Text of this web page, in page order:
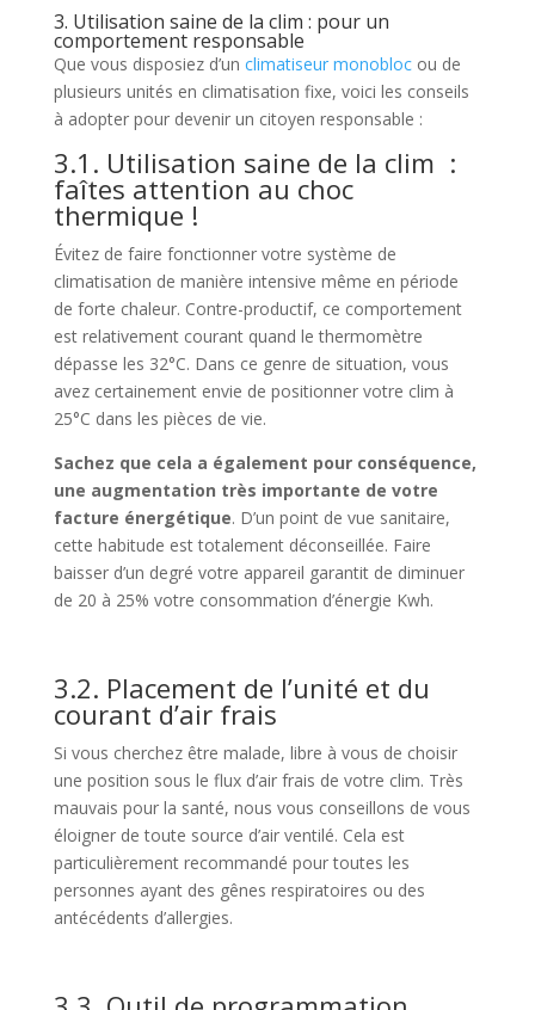
3. Utilisation saine de la clim : pour un
comportement responsable
Que vous disposiez d’un climatiseur monoblocou de
plusieurs unités en climatisation fixe, voici les conseils
à adopter pour devenir un citoyen responsable :
3.1. Utilisation saine de la clim :
faîtes attention au choc
thermique !
Évitez de faire fonctionner votre système de
climatisation de manière intensive même en période
de forte chaleur. Contre-productif, ce comportement
est relativement courant quand le thermomètre
dépasse les 32°C. Dans ce genre de situation, vous
avez certainement envie de positionner votre clim à
25°C dans les pièces de vie.
Sachez que cela a également pour conséquence,
une augmentation très importante de votre
facture énergétique. D’un point de vue sanitaire,
cette habitude est totalement déconseillée. Faire
baisser d’un degré votre appareil garantit de diminuer
de 20 à 25% votre consommation d’énergie Kwh.
3.2. Placement de l’unité et du
courant d’air frais
Si vous cherchez être malade, libre à vous de choisir
une position sous le flux d’air frais de votre clim. Très
mauvais pour la santé, nous vous conseillons de vous
éloigner de toute source d’air ventilé. Cela est
particulièrement recommandé pour toutes les
personnes ayant des gênes respiratoires ou des
antécédents d’allergies.